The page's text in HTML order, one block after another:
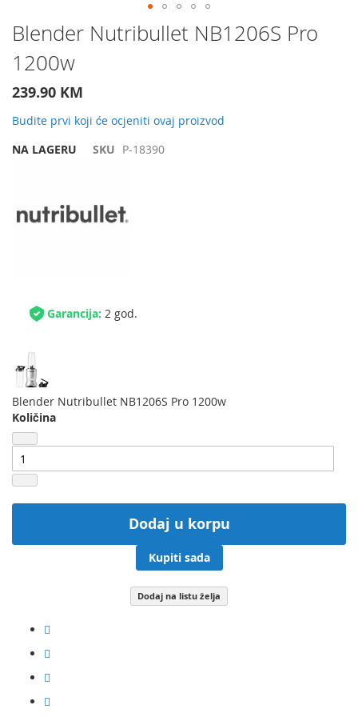
Preskočite
na
početak
galerije
slika
Blender Nutribullet NB1206S Pro
1200w
239.90 KM
Budite prvi koji će ocjeniti ovaj proizvod
NA LAGERU
SKU P-18390
Garancija: 2 god.
Blender Nutribullet NB1206S Pro 1200w
Količina
Dodaj u korpu
Kupiti sada
Dodaj na listu želja